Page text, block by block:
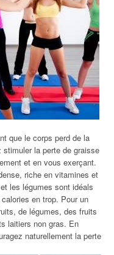
que le corps perd de la
la perte de graisse
et en vous exerçant.
riche en vitamines et
les légumes sont idéals
en trop. Pour un
de légumes, des fruits
laitiers non gras. En
naturellement la perte